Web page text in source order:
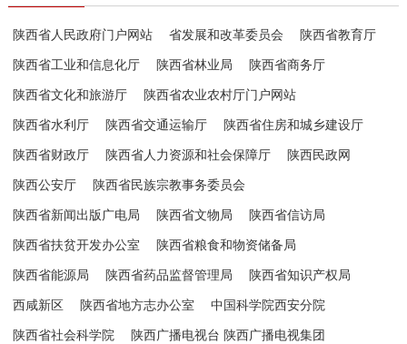
陕西省人民政府门户网站 省发展和改革委员会 陕西省教育厅
陕西省工业和信息化厅 陕西省林业局 陕西省商务厅
陕西省文化和旅游厅 陕西省农业农村厅门户网站
陕西省水利厅 陕西省交通运输厅 陕西省住房和城乡建设厅
陕西省财政厅 陕西省人力资源和社会保障厅 陕西民政网
陕西公安厅 陕西省民族宗教事务委员会
陕西省新闻出版广电局 陕西省文物局 陕西省信访局
陕西省扶贫开发办公室 陕西省粮食和物资储备局
陕西省能源局 陕西省药品监督管理局 陕西省知识产权局
西咸新区 陕西省地方志办公室 中国科学院西安分院
陕西省社会科学院 陕西广播电视台 陕西广播电视集团